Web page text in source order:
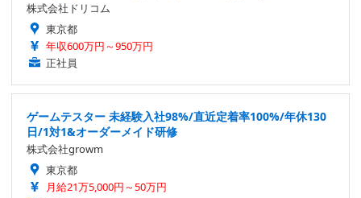
株式会社ドリコム
東京都
年収600万円～950万円
正社員
ゲームテスター 未経験入社98%/直近定着率100%/年休130
日/1対1&オーダーメイド研修
株式会社growm
東京都
月給21万5,000円～50万円